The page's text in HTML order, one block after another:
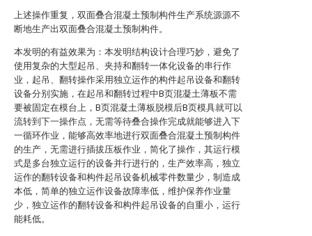
上述操作重复，双面叠合混凝土预制构件生产系统源源不
断地生产出双面叠合混凝土预制构件。
本发明的有益效果为：本发明结构设计合理巧妙，避免了
使用复杂的大型起吊、夹持和翻转一体化设备的串行作
业，起吊、翻转操作采用独立运作的构件起吊设备和翻转
设备分别实施，在起吊和翻转过程中B页混凝土薄板不需
要被固定在模台上，B页混凝土薄板脱模后B页模具就可以
流转到下一操作点，无需等待叠合操作完成就能够进入下
一循环作业，能够高效率地进行双面叠合混凝土预制构件
的生产，无需进行插拔压板作业，简化了操作，其运行模
式是多台独立运行的设备并行进行的，生产效率高，独立
运作的翻转设备和构件起吊设备机械零件数量少，制造成
本低，简单的独立运作设备故障率低，维护保养作业量
少，独立运作的翻转设备和构件起吊设备的自重小，运行
能耗低。